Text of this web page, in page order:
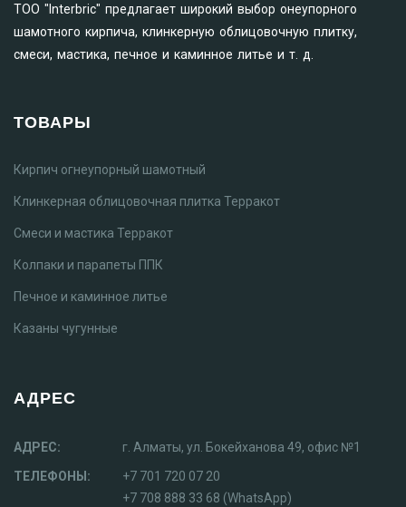
ТОО "Interbric" предлагает широкий выбор онеупорного
шамотного кирпича, клинкерную облицовочную плитку,
смеси, мастика, печное и каминное литье и т. д.
ТОВАРЫ
Кирпич огнеупорный шамотный
Клинкерная облицовочная плитка Терракот
Смеси и мастика Терракот
Колпаки и парапеты ППК
Печное и каминное литье
Казаны чугунные
АДРЕС
АДРЕС:
г. Алматы, ул. Бокейханова 49, офис №1
ТЕЛЕФОНЫ:
+7 701 720 07 20
+7 708 888 33 68 (WhatsApp)